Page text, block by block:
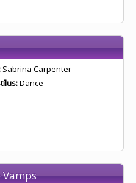
Sabrina Carpenter
Dance
Vamps